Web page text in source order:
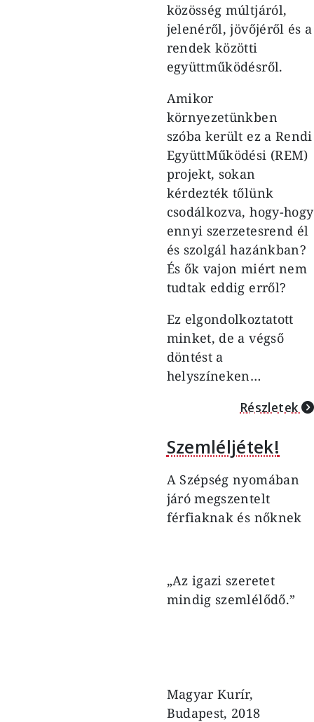
közösség múltjáról,
jelenéről, jövőjéről és a
rendek közötti
együttműködésről.
Amikor
környezetünkben
szóba került ez a Rendi
EgyüttMűködési (REM)
projekt, sokan
kérdezték tőlünk
csodálkozva, hogy-hogy
ennyi szerzetesrend él
és szolgál hazánkban?
És ők vajon miért nem
tudtak eddig erről?
Ez elgondolkoztatott
minket, de a végső
döntést a
helyszíneken…
Részletek
Szemléljétek!
A Szépség nyomában
járó megszentelt
férfiaknak és nőknek
„Az igazi szeretet
mindig szemlélődő.”
Magyar Kurír,
Budapest, 2018